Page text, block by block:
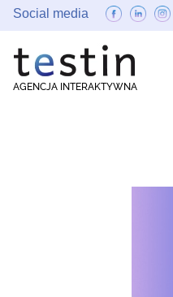
Social media
AGENCJA INTERAKTYWNA